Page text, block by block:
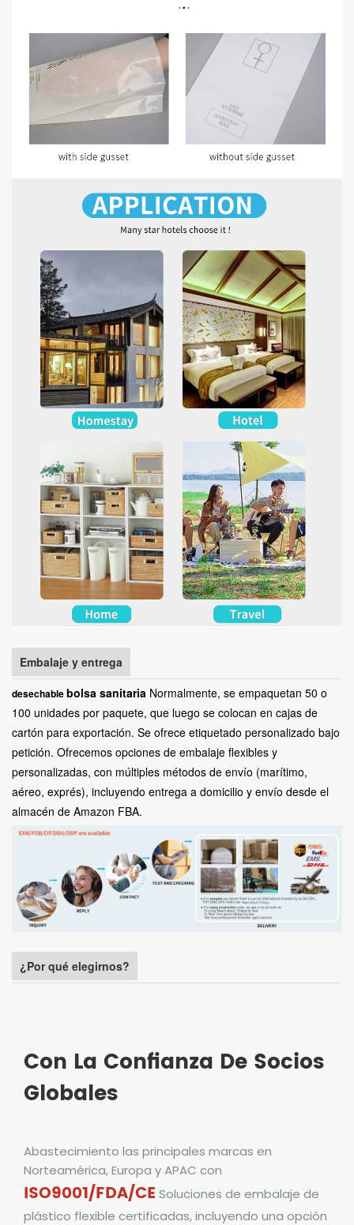
Embalaje y entrega
desechablebolsa sanitaria Normalmente, se empaquetan 50 o
100 unidades por paquete, que luego se colocan en cajas de
cartón para exportación. Se ofrece etiquetado personalizado bajo
petición. Ofrecemos opciones de embalaje flexibles y
personalizadas, con múltiples métodos de envío (marítimo,
aéreo, exprés), incluyendo entrega a domicilio y envío desde el
almacén de Amazon FBA.
¿Por qué elegirnos?
Con La Confianza De Socios
Globales
Abastecimiento las principales marcas en
Norteamérica, Europa y APAC con
ISO9001/FDA/CE Soluciones de embalaje de
plástico flexible certificadas, incluyendo una opción